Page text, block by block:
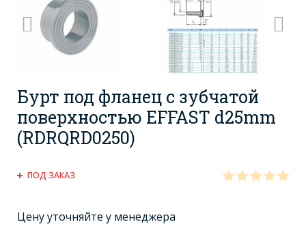
Бурт под фланец с зубчатой
поверхностью EFFAST d25mm
(RDRQRD0250)
ПОД ЗАКАЗ
Цену уточняйте у менеджера